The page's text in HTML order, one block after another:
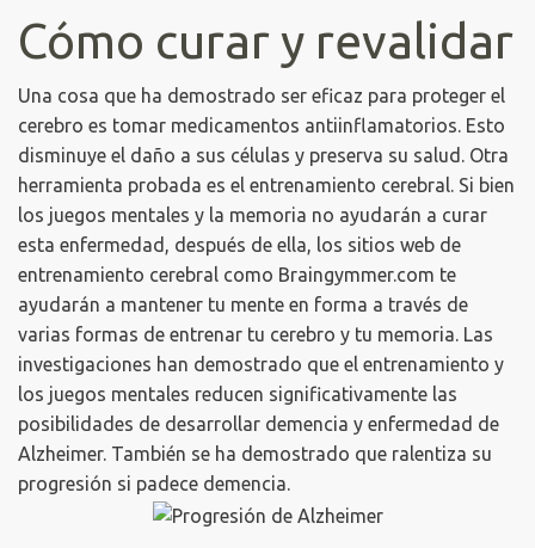
Cómo curar y revalidar
Una cosa que ha demostrado ser eficaz para proteger el
cerebro es tomar medicamentos antiinflamatorios. Esto
disminuye el daño a sus células y preserva su salud. Otra
herramienta probada es el entrenamiento cerebral. Si bien
los juegos mentales y la memoria no ayudarán a curar
esta enfermedad, después de ella, los sitios web de
entrenamiento cerebral como Braingymmer.com te
ayudarán a mantener tu mente en forma a través de
varias formas de entrenar tu cerebro y tu memoria. Las
investigaciones han demostrado que el entrenamiento y
los juegos mentales reducen significativamente las
posibilidades de desarrollar demencia y enfermedad de
Alzheimer. También se ha demostrado que ralentiza su
progresión si padece demencia.